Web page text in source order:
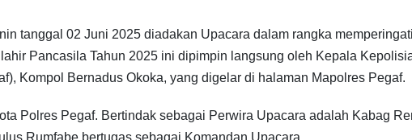
tanggal 02 Juni 2025 diadakan Upacara dalam rangka
Pancasila Tahun 2025 ini dipimpin langsung oleh Kepala
Kompol Bernadus Okoka, yang digelar di halaman Mapolres Pegaf.
Polres Pegaf. Bertindak sebagai Perwira Upacara adalah Kabag